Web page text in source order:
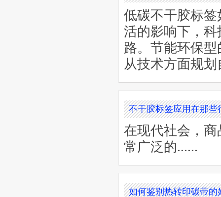
低碳不干胶标
活的影响下，
路。节能环保
从技术方面规
不干胶标签应用在那些
在现代社会，
常广泛的......
如何鉴别热转印碳带的